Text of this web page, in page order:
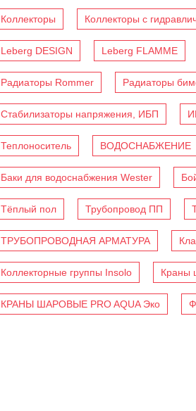
Коллекторы Коллекторы с
Leberg DESIGN Leberg FLAMME
Радиаторы Rommer Радиаторы
Стабилизаторы напряжения, ИБП
Теплоноситель ВОДОСНАБЖЕНИЕ
Баки для водоснабжения Wester
Тёплый пол Трубопровод ПП
ТРУБОПРОВОДНАЯ АРМАТУРА
Коллекторные группы Insolo Краны
КРАНЫ ШАРОВЫЕ PRO AQUA Эко